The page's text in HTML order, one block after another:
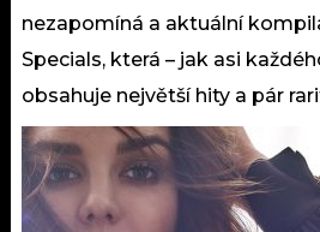
nezapomíná a aktuální
Specials, která – jak asi
obsahuje největší hity a pár